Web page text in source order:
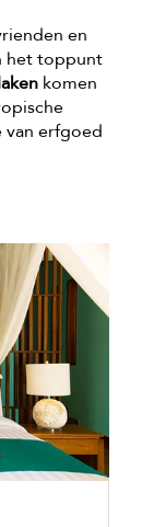
en
het toppunt
komen
van erfgoed